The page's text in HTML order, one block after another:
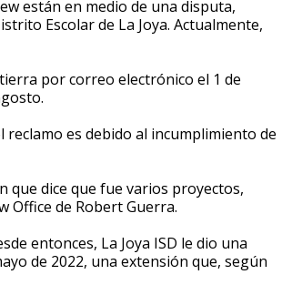
están en medio de una disputa,
Escolar de La Joya. Actualmente,
por correo electrónico el 1 de
reclamo es debido al incumplimiento de
que dice que fue varios proyectos,
Office de Robert Guerra.
entonces, La Joya ISD le dio una
de 2022, una extensión que, según